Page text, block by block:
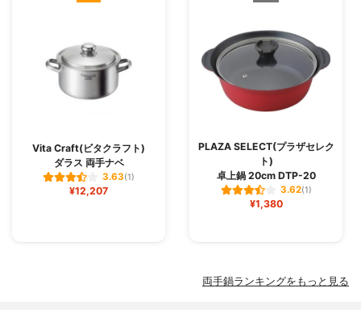
Vita Craft(ビタクラフト)
ダラス 両手ナベ
3.63(1)
¥12,207
PLAZA SELECT(プラザセレク
ト)
卓上鍋 20cm DTP-20
3.62(1)
¥1,380
両手鍋ランキングをもっと見る